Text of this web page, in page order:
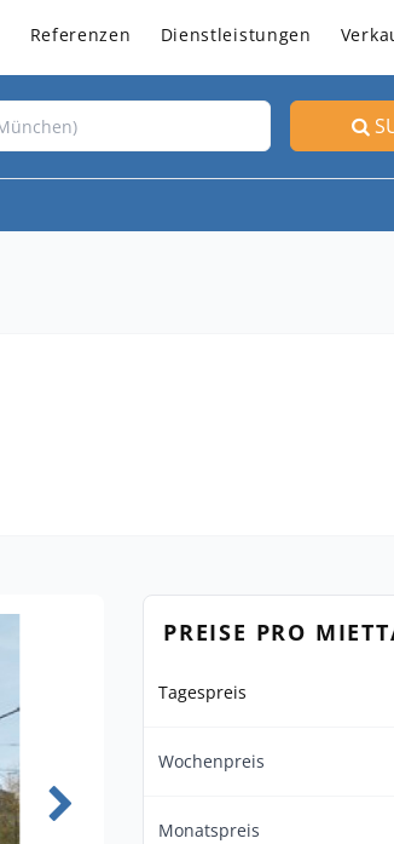
Referenzen Dienstleistungen
PREISE PRO
Tagespreis
Wochenpreis
Monatspreis